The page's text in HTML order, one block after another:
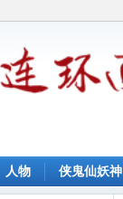
人物 侠鬼仙妖神